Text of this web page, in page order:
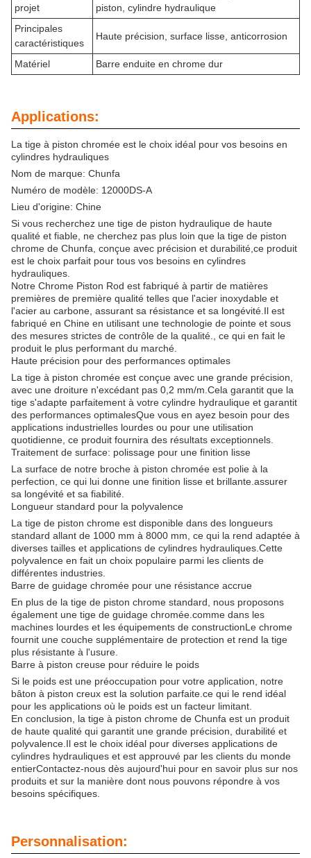
projet
piston, cylindre hydraulique
Principales
caractéristiques
Haute précision, surface lisse, anticorrosion
Matériel Barre enduite en chrome dur
Applications:
La tige à piston chromée est le choix idéal pour vos besoins en
cylindres hydrauliques
Nom de marque: Chunfa
Numéro de modèle: 12000DS-A
Lieu d'origine: Chine
Si vous recherchez une tige de piston hydraulique de haute
qualité et fiable, ne cherchez pas plus loin que la tige de piston
chrome de Chunfa, conçue avec précision et durabilité,ce produit
est le choix parfait pour tous vos besoins en cylindres
hydrauliques.
Notre Chrome Piston Rod est fabriqué à partir de matières
premières de première qualité telles que l'acier inoxydable et
l'acier au carbone, assurant sa résistance et sa longévité.Il est
fabriqué en Chine en utilisant une technologie de pointe et sous
des mesures strictes de contrôle de la qualité., ce qui en fait le
produit le plus performant du marché.
Haute précision pour des performances optimales
La tige à piston chromée est conçue avec une grande précision,
avec une droiture n'excédant pas 0,2 mm/m.Cela garantit que la
tige s'adapte parfaitement à votre cylindre hydraulique et garantit
des performances optimalesQue vous en ayez besoin pour des
applications industrielles lourdes ou pour une utilisation
quotidienne, ce produit fournira des résultats exceptionnels.
Traitement de surface: polissage pour une finition lisse
La surface de notre broche à piston chromée est polie à la
perfection, ce qui lui donne une finition lisse et brillante.assurer
sa longévité et sa fiabilité.
Longueur standard pour la polyvalence
La tige de piston chrome est disponible dans des longueurs
standard allant de 1000 mm à 8000 mm, ce qui la rend adaptée à
diverses tailles et applications de cylindres hydrauliques.Cette
polyvalence en fait un choix populaire parmi les clients de
différentes industries.
Barre de guidage chromée pour une résistance accrue
En plus de la tige de piston chrome standard, nous proposons
également une tige de guidage chromée.comme dans les
machines lourdes et les équipements de constructionLe chrome
fournit une couche supplémentaire de protection et rend la tige
plus résistante à l'usure.
Barre à piston creuse pour réduire le poids
Si le poids est une préoccupation pour votre application, notre
bâton à piston creux est la solution parfaite.ce qui le rend idéal
pour les applications où le poids est un facteur limitant.
En conclusion, la tige à piston chrome de Chunfa est un produit
de haute qualité qui garantit une grande précision, durabilité et
polyvalence.Il est le choix idéal pour diverses applications de
cylindres hydrauliques et est approuvé par les clients du monde
entierContactez-nous dès aujourd'hui pour en savoir plus sur nos
produits et sur la manière dont nous pouvons répondre à vos
besoins spécifiques.
Personnalisation: